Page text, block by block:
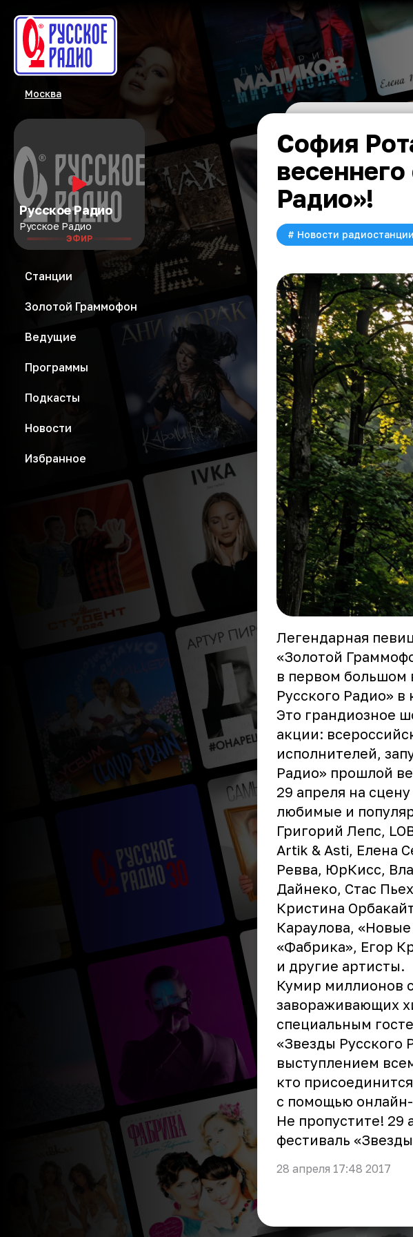
Москва
Русское Радио
Русское Радио
ЭФИР
Станции
Золотой Граммофон
Ведущие
Программы
Подкасты
Новости
Избранное
София
Радио»!
# Новости радиостанции
Легендарная
«Золотой
в первом большом
Русского Радио» в
Это грандиозное
акции:
исполнителей,
Радио» прошлой
29 апреля на
любимые и
Григорий Лепс,
Artik & Asti, Елена
Ревва, ЮрКисс,
Дайнеко, Стас
Кристина
Караулова,
«Фабрика», Егор
и другие артисты.
Кумир миллионов
завораживающих
специальным
«Звезды Русского
выступлением
кто
с помощью
Не пропустите! 29
фестиваль
28 апреля 17:48 2017